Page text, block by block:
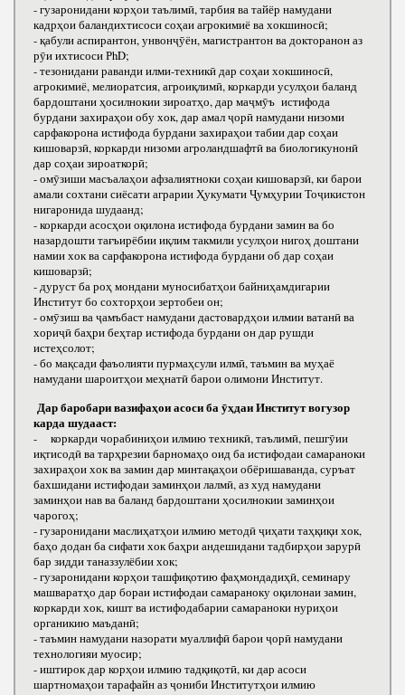
- гузаронидани корҳои таълимӣ, тарбия ва тайёр намудани
кадрҳои баландихтисоси соҳаи агрокимиё ва хокшиносӣ;
- қабули аспирантон, унвонҷӯён, магистрантон ва докторанон аз
рӯи ихтисоси РhD;
- тезонидани раванди илми-техникӣ дар соҳаи хокшиносӣ,
агрокимиё, мелиоратсия, агроиқлимӣ, коркарди усулҳои баланд
бардоштани ҳосилнокии зироатҳо, дар маҷмӯъ истифода
бурдани захираҳои обу хок, дар амал ҷорӣ намудани низоми
сарфакорона истифода бурдани захираҳои табии дар соҳаи
кишоварзӣ, коркарди низоми агроландшафтӣ ва биологикунонӣ
дар соҳаи зироаткорӣ;
- омӯзиши масъалаҳои афзалиятноки соҳаи кишоварзӣ, ки барои
амали сохтани сиёсати аграрии Ҳукумати Ҷумҳурии Тоҷикистон
нигаронида шудаанд;
- коркарди асосҳои оқилона истифода бурдани замин ва бо
назардошти тағъирёбии иқлим такмили усулҳои нигоҳ доштани
намии хок ва сарфакорона истифода бурдани об дар соҳаи
кишоварзӣ;
- дуруст ба роҳ мондани муносибатҳои байниҳамдигарии
Институт бо сохторҳои зертобеи он;
- омӯзиш ва ҷамъбаст намудани дастовардҳои илмии ватанӣ ва
хориҷӣ баҳри беҳтар истифода бурдани он дар рушди
истеҳсолот;
- бо мақсади фаъолияти пурмаҳсули илмӣ, таъмин ва муҳаё
намудани шароитҳои меҳнатӣ барои олимони Институт.
Дар баробари вазифаҳои асоси ба ӯҳдаи Институт вогузор
карда шудааст:
- коркарди чорабиниҳои илмию техникӣ, таълимӣ, пешгӯии
иқтисодӣ ва тарҳрезии барномаҳо оид ба истифодаи самараноки
захираҳои хок ва замин дар минтақаҳои обёришаванда, суръат
бахшидани истифодаи заминҳои лалмӣ, аз худ намудани
заминҳои нав ва баланд бардоштани ҳосилнокии заминҳои
чарогоҳ;
- гузаронидани маслиҳатҳои илмию методӣ ҷиҳати таҳқиқи хок,
баҳо додан ба сифати хок баҳри андешидани тадбирҳои зарурӣ
бар зидди таназзулёбии хок;
- гузаронидани корҳои ташфиқотию фаҳмондадиҳӣ, семинару
машваратҳо дар бораи истифодаи самараноку оқилонаи замин,
коркарди хок, кишт ва истифодабарии самараноки нуриҳои
органикию маъданӣ;
- таъмин намудани назорати муаллифӣ барои ҷорӣ намудани
технологияи муосир;
- иштирок дар корҳои илмию тадқиқотӣ, ки дар асоси
шартномаҳои тарафайн аз ҷониби Институтҳои илмию